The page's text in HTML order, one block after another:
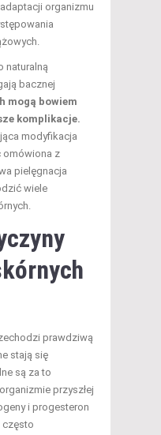
organizmu
naturalną
bacznej
mogą bowiem
komplikacje.
modyfikacja
omówiona z
pielęgnacja
wiele
prawdziwą
stają się
są za to
przyszłej
i progesteron
często